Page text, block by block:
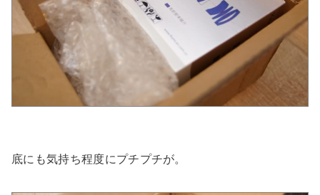
底にも気持ち程度にプチプチが。